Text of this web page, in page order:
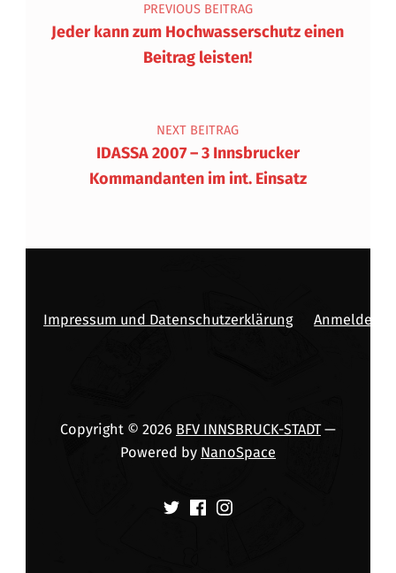
PREVIOUS BEITRAG
Jeder kann zum Hochwasserschutz einen
Beitrag leisten!
NEXT BEITRAG
IDASSA 2007 – 3 Innsbrucker
Kommandanten im int. Einsatz
Impressum und Datenschutzerklärung Anmelden
Copyright © 2026 BFV INNSBRUCK-STADT—
Powered by NanoSpace